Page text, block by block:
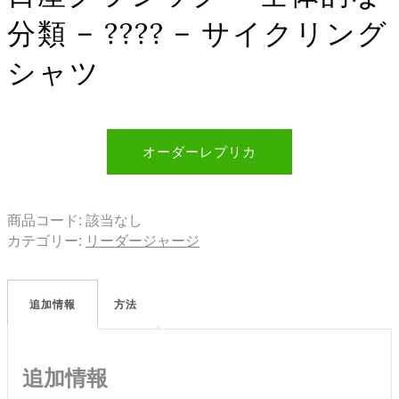
分類 – ???? – サイクリング
シャツ
オーダーレプリカ
商品コード: 該当なし
カテゴリー: リーダージャージ
追加情報 方法
追加情報